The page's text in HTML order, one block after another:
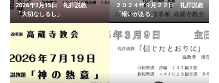
2026年2月15日 礼拝説教
「大切なしるし」
２０２４年９月２２日 礼拝説教
「報いがある」